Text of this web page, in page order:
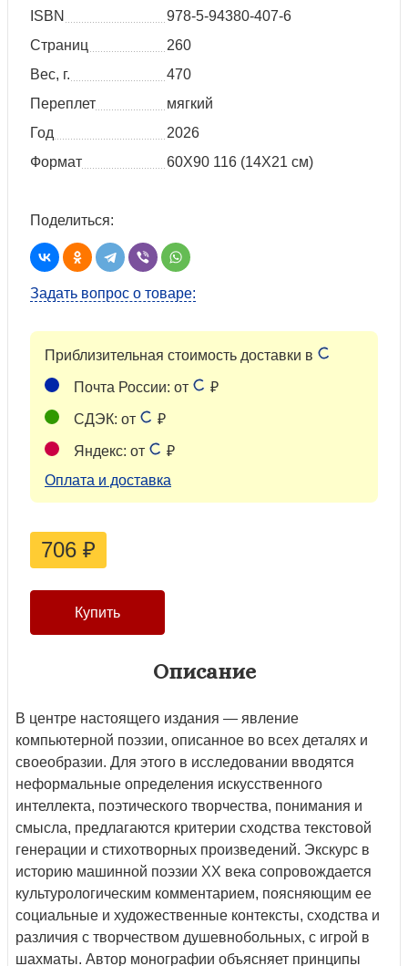
ISBN
978-5-94380-407-6
Страниц
260
Вес, г.
470
Переплет
мягкий
Год
2026
Формат
60X90 116 (14Х21 см)
Поделиться:
Задать вопрос о товаре:
Приблизительная стоимость доставки в
Почта России: от ₽
СДЭК: от ₽
Яндекс: от
₽
Оплата и доставка
706 ₽
Описание
В центре настоящего издания — явление
компьютерной поэзии, описанное во всех деталях и
своеобразии. Для этого в исследовании вводятся
неформальные определения искусственного
интеллекта, поэтического творчества, понимания и
смысла, предлагаются критерии сходства текстовой
генерации и стихотворных произведений. Экскурс в
историю машинной поэзии XX века сопровождается
культурологическим комментарием, поясняющим ее
социальные и художественные контексты, сходства и
различия с творчеством душевнобольных, с игрой в
шахматы. Автор монографии объясняет принципы